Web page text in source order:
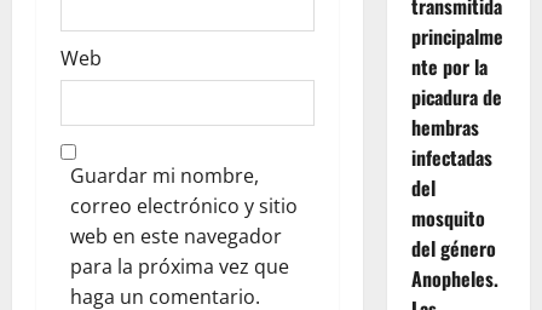
Web
Guardar mi nombre,
correo electrónico y sitio
web en este navegador
para la próxima vez que
haga un comentario.
transmitida
principalme
nte por la
picadura de
hembras
infectadas
del
mosquito
del género
Anopheles.